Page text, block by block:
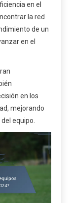
en el
la red
de un
en el
en los
mejorando
equipo.